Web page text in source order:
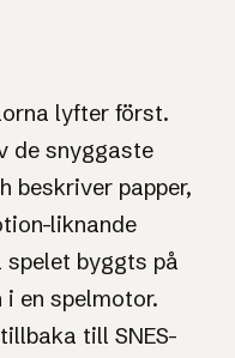
lyfter först.
de snyggaste
beskriver papper,
liknande
spelet byggts på
en spelmotor.
till SNES-